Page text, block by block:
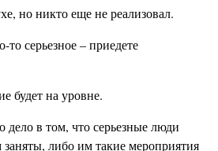
но никто еще не реализовал.
то серьезное – приедете
будет на уровне.
в том, что серьезные люди
либо им такие мероприятия